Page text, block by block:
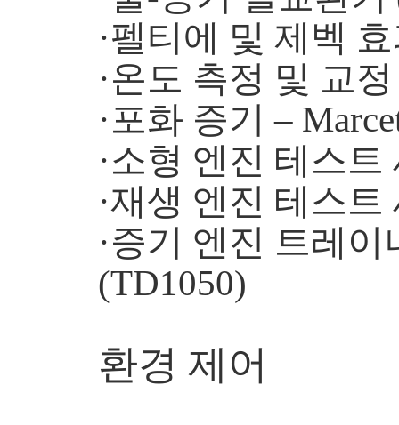
·펠티에 및 제벡
·온도 측정 및 교
·포화 증기 –
·소형 엔진 테스
·재생 엔진 테스
·증기 엔진 트레
(TD1050)
환경 제어